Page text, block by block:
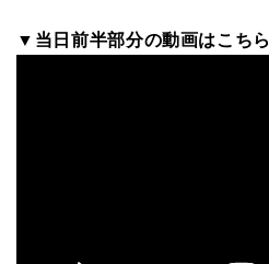
▼当日前半部分の動画はこちら